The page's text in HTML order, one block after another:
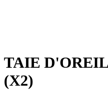
TAIE
(X2)